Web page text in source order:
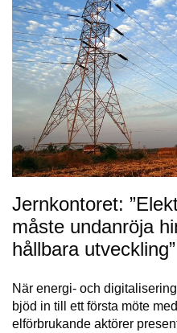
Jernkontoret:
måste undanröja
hållbara utveckling”
När energi- och
bjöd in till ett första möte
elförbrukande aktörer